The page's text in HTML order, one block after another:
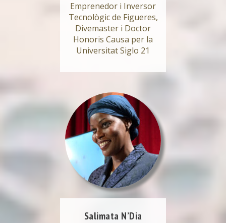
Emprenedor i Inversor
Tecnològic de Figueres,
Divemaster i Doctor
Honoris Causa per la
Universitat Siglo 21
Salimata N’Dia